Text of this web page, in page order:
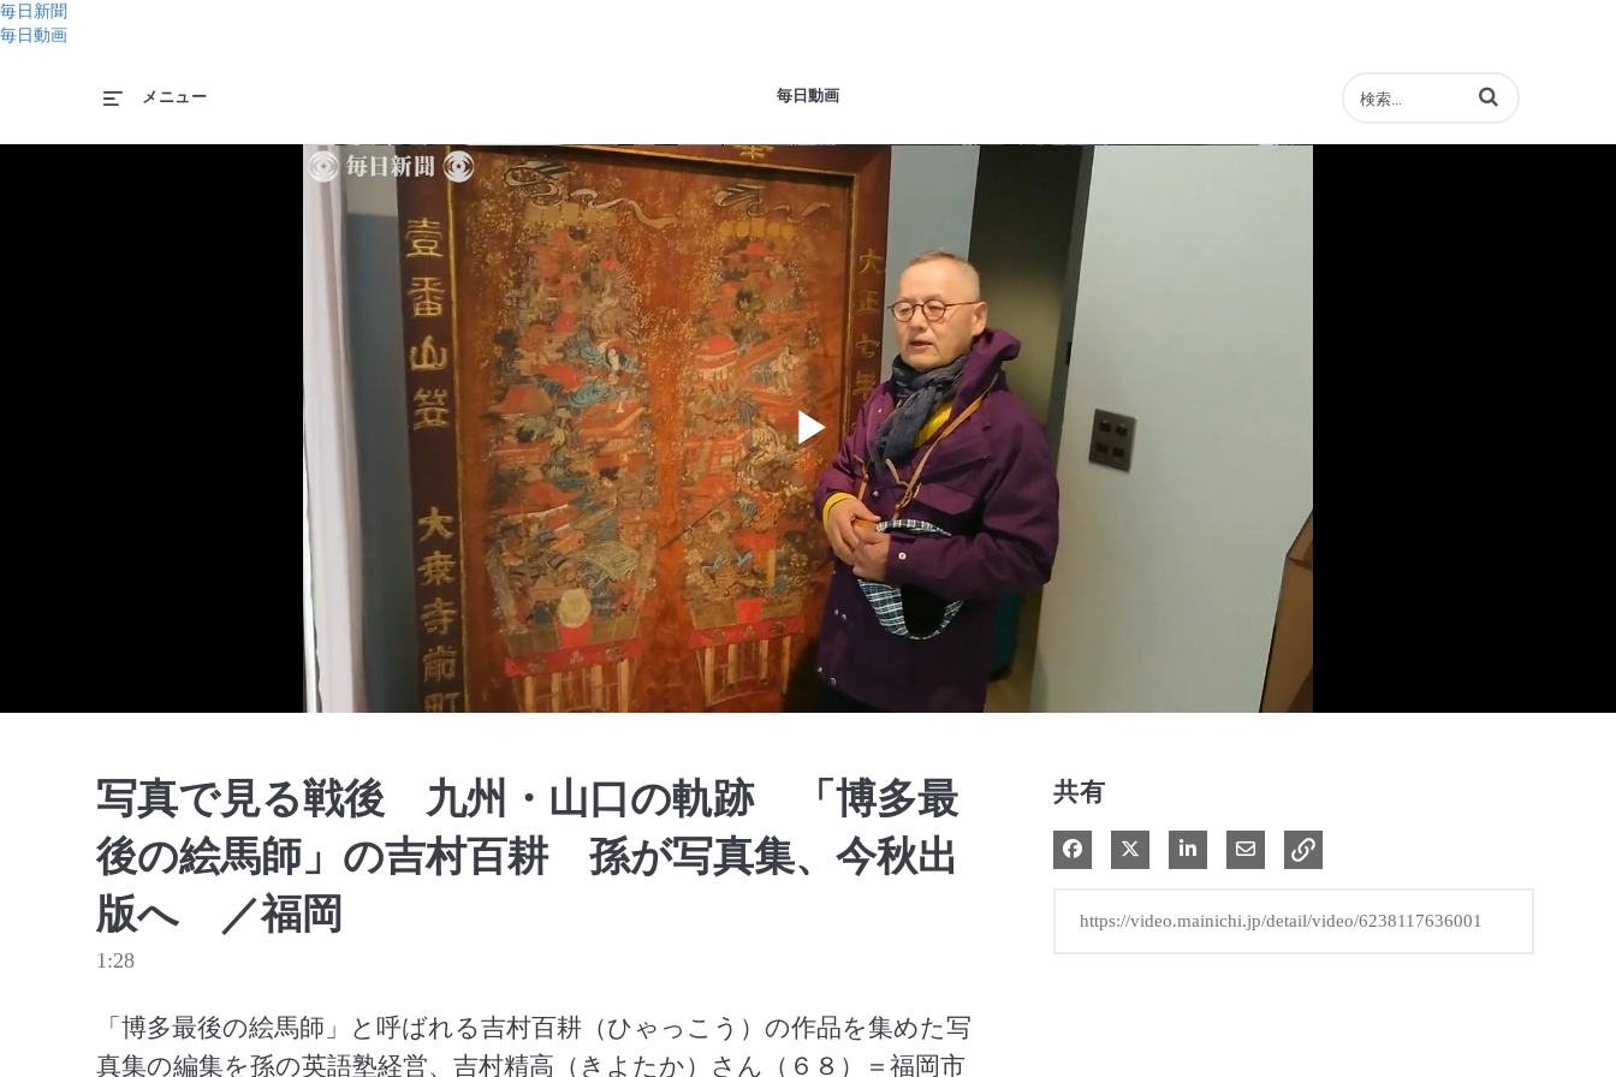
毎日新聞
毎日動画
毎日動画
メニュー 動画の検索語句を入力
Play
Video
写真で見る戦後 九州・山口の軌跡 「博多最
後の絵馬師」の吉村百耕 孫が写真集、今秋出
版へ ／福岡
1:28
「博多最後の絵馬師」と呼ばれる吉村百耕（ひゃっこう）の作品を集めた写
真集の編集を孫の英語塾経営、吉村精高（きよたか）さん（６８）＝福岡市
共有
Facebook で共有
Xで共有する
LinkedIn で共有電子メールで共有